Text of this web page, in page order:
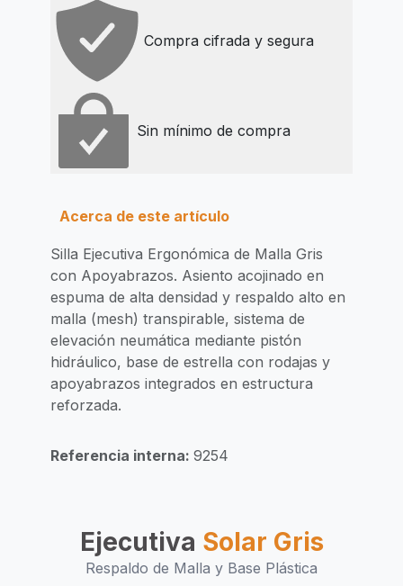
Compra cifrada y segura
Sin mínimo de compra
Acerca de este artículo
Silla Ejecutiva Ergonómica de Malla Gris
con Apoyabrazos. Asiento acojinado en
espuma de alta densidad y respaldo alto en
malla (mesh) transpirable, sistema de
elevación neumática mediante pistón
hidráulico, base de estrella con rodajas y
apoyabrazos integrados en estructura
reforzada.
Referencia interna: 9254
Ejecutiva Solar Gris
Respaldo de Malla y Base Plástica